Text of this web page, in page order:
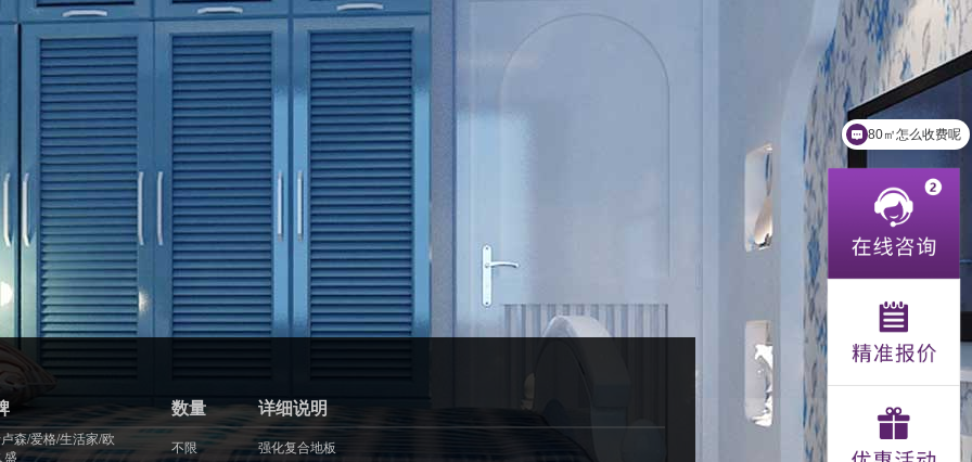
数量 详细说明
森/爱格/生活家/欧
盛
不限
强化复合地板
80㎡怎么收费呢